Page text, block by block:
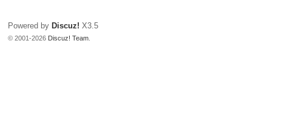
Powered by Discuz! X3.5
© 2001-2026 Discuz! Team